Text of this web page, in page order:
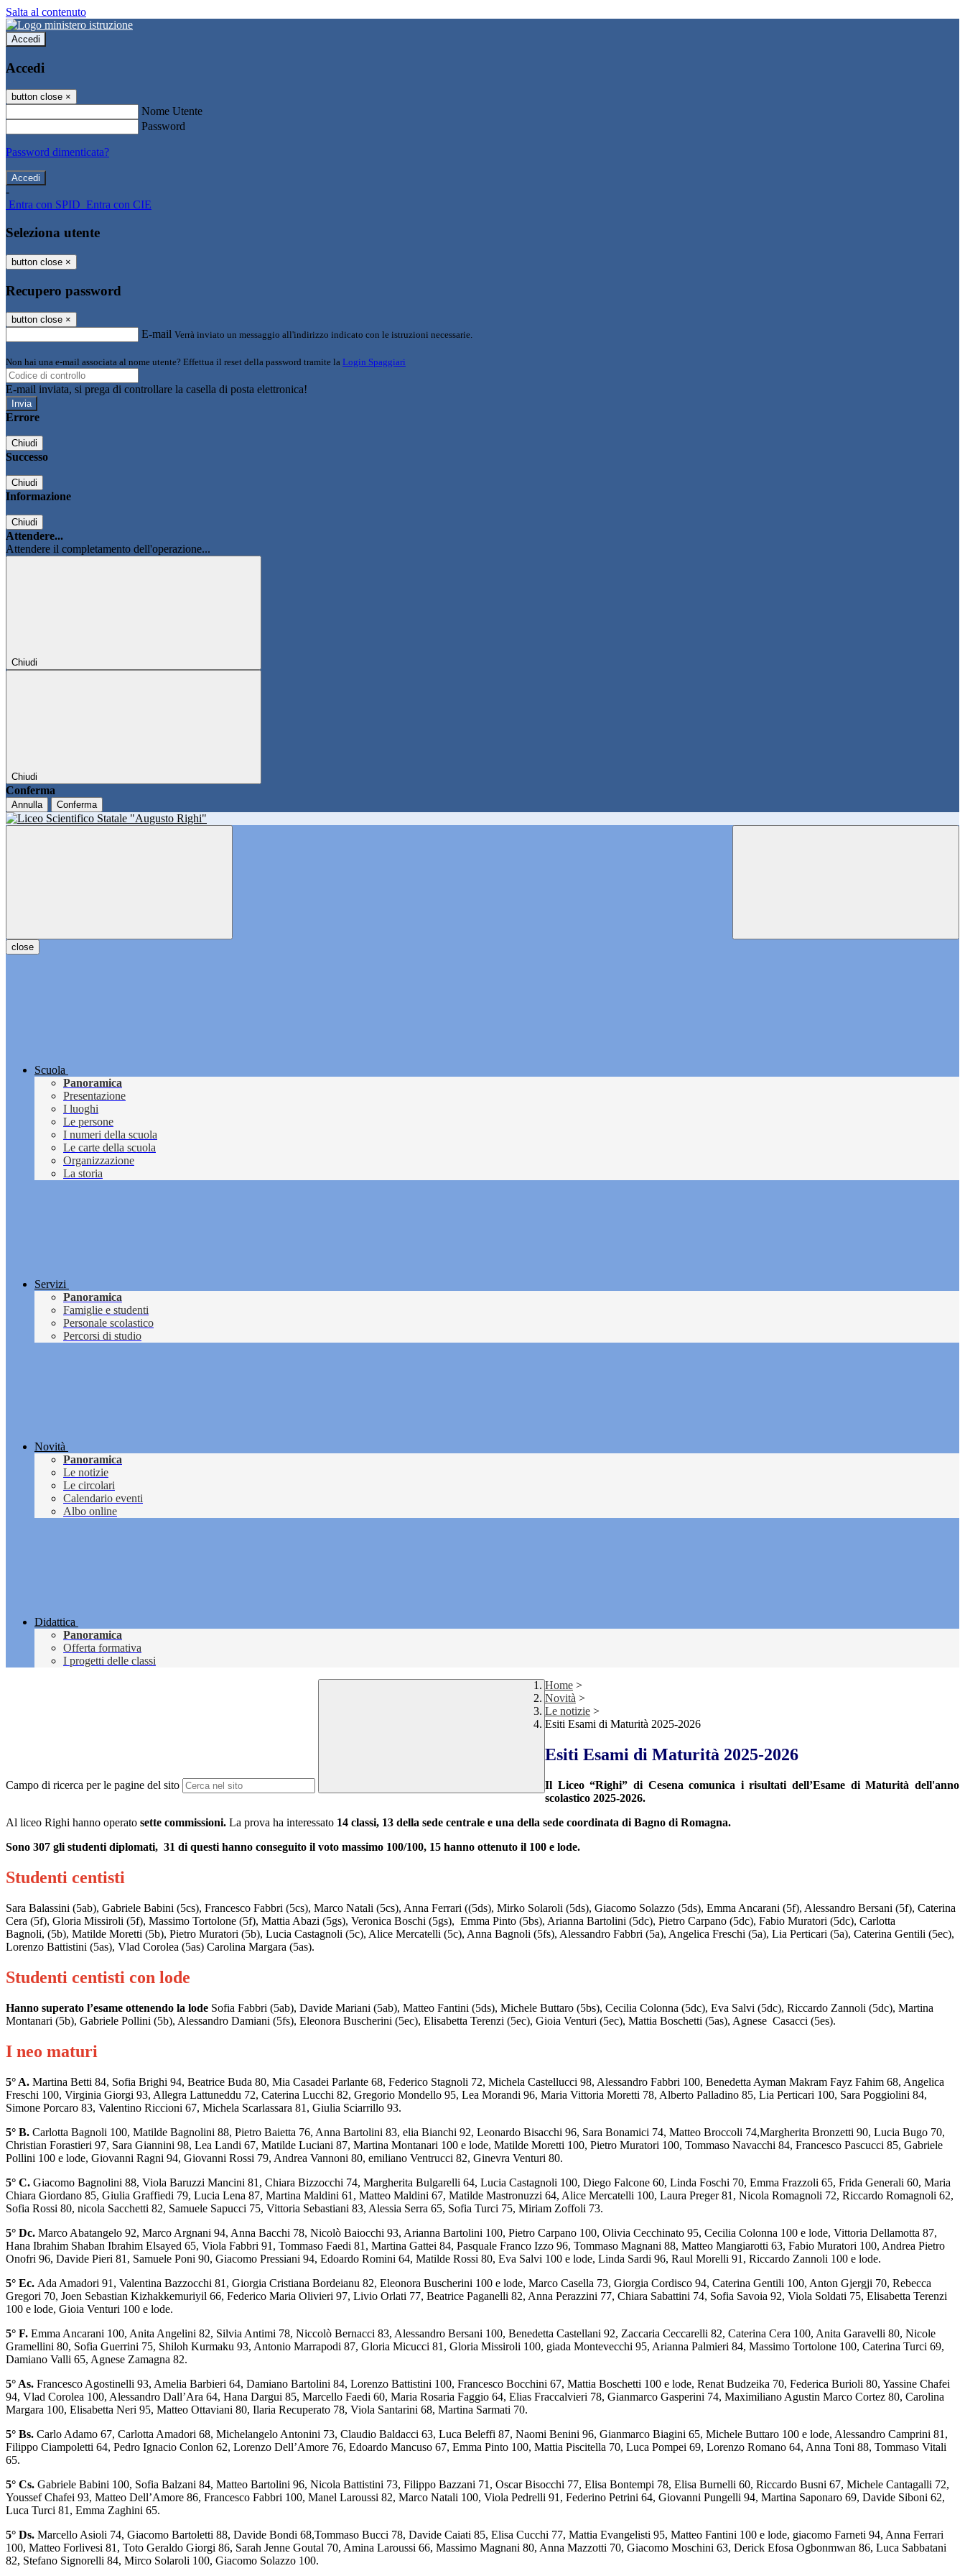
Salta al contenuto
Accedi
Accedi
button close ×
Nome Utente
Password
Password dimenticata?
-
Entra con SPID Entra con CIE
Seleziona utente
button close ×
Recupero password
button close ×
E-mail Verrà inviato un messaggio all'indirizzo indicato con le istruzioni necessarie.
Non hai una e-mail associata al nome utente? Effettua il reset della password tramite la Login Spaggiari
E-mail inviata, si prega di controllare la casella di posta elettronica!
Errore
Chiudi
Successo
Chiudi
Informazione
Chiudi
Attendere...
Attendere il completamento dell'operazione...
Chiudi
Chiudi
Conferma
Annulla Conferma
close
Scuola
Panoramica
Presentazione
I luoghi
Le persone
I numeri della scuola
Le carte della scuola
Organizzazione
La storia
Servizi
Panoramica
Famiglie e studenti
Personale scolastico
Percorsi di studio
Novità
Panoramica
Le notizie
Le circolari
Calendario eventi
Albo online
Didattica
Panoramica
Offerta formativa
I progetti delle classi
Campo di ricerca per le pagine del sito
Home >
Novità >
Le notizie >
Esiti Esami di Maturità 2025-2026
Esiti Esami di Maturità 2025-2026
Il Liceo “Righi” di Cesena comunica i risultati dell’Esame di Maturità dell'anno
scolastico 2025-2026.
Al liceo Righi hanno operato sette commissioni. La prova ha interessato 14 classi, 13 della sede centrale e una della sede coordinata di Bagno di Romagna.
Sono 307 gli studenti diplomati, 31 di questi hanno conseguito il voto massimo 100/100, 15 hanno ottenuto il 100 e lode.
Studenti centisti
Sara Balassini (5ab), Gabriele Babini (5cs), Francesco Fabbri (5cs), Marco Natali (5cs), Anna Ferrari ((5ds), Mirko Solaroli (5ds), Giacomo Solazzo (5ds), Emma Ancarani (5f), Alessandro Bersani (5f), Caterina
Cera (5f), Gloria Missiroli (5f), Massimo Tortolone (5f), Mattia Abazi (5gs), Veronica Boschi (5gs), Emma Pinto (5bs), Arianna Bartolini (5dc), Pietro Carpano (5dc), Fabio Muratori (5dc), Carlotta
Bagnoli, (5b), Matilde Moretti (5b), Pietro Muratori (5b), Lucia Castagnoli (5c), Alice Mercatelli (5c), Anna Bagnoli (5fs), Alessandro Fabbri (5a), Angelica Freschi (5a), Lia Perticari (5a), Caterina Gentili (5ec),
Lorenzo Battistini (5as), Vlad Corolea (5as) Carolina Margara (5as).
Studenti centisti con lode
Hanno superato l’esame ottenendo la lode Sofia Fabbri (5ab), Davide Mariani (5ab), Matteo Fantini (5ds), Michele Buttaro (5bs), Cecilia Colonna (5dc), Eva Salvi (5dc), Riccardo Zannoli (5dc), Martina
Montanari (5b), Gabriele Pollini (5b), Alessandro Damiani (5fs), Eleonora Buscherini (5ec), Elisabetta Terenzi (5ec), Gioia Venturi (5ec), Mattia Boschetti (5as), Agnese Casacci (5es).
I neo maturi
5° A. Martina Betti 84, Sofia Brighi 94, Beatrice Buda 80, Mia Casadei Parlante 68, Federico Stagnoli 72, Michela Castellucci 98, Alessandro Fabbri 100, Benedetta Ayman Makram Fayz Fahim 68, Angelica
Freschi 100, Virginia Giorgi 93, Allegra Lattuneddu 72, Caterina Lucchi 82, Gregorio Mondello 95, Lea Morandi 96, Maria Vittoria Moretti 78, Alberto Palladino 85, Lia Perticari 100, Sara Poggiolini 84,
Simone Porcaro 83, Valentino Riccioni 67, Michela Scarlassara 81, Giulia Sciarrillo 93.
5° B. Carlotta Bagnoli 100, Matilde Bagnolini 88, Pietro Baietta 76, Anna Bartolini 83, elia Bianchi 92, Leonardo Bisacchi 96, Sara Bonamici 74, Matteo Broccoli 74,Margherita Bronzetti 90, Lucia Bugo 70,
Christian Forastieri 97, Sara Giannini 98, Lea Landi 67, Matilde Luciani 87, Martina Montanari 100 e lode, Matilde Moretti 100, Pietro Muratori 100, Tommaso Navacchi 84, Francesco Pascucci 85, Gabriele
Pollini 100 e lode, Giovanni Ragni 94, Giovanni Rossi 79, Andrea Vannoni 80, emiliano Ventrucci 82, Ginevra Venturi 80.
5° C. Giacomo Bagnolini 88, Viola Baruzzi Mancini 81, Chiara Bizzocchi 74, Margherita Bulgarelli 64, Lucia Castagnoli 100, Diego Falcone 60, Linda Foschi 70, Emma Frazzoli 65, Frida Generali 60, Maria
Chiara Giordano 85, Giulia Graffiedi 79, Lucia Lena 87, Martina Maldini 61, Matteo Maldini 67, Matilde Mastronuzzi 64, Alice Mercatelli 100, Laura Preger 81, Nicola Romagnoli 72, Riccardo Romagnoli 62,
Sofia Rossi 80, nicola Sacchetti 82, Samuele Sapucci 75, Vittoria Sebastiani 83, Alessia Serra 65, Sofia Turci 75, Miriam Zoffoli 73.
5° Dc. Marco Abatangelo 92, Marco Argnani 94, Anna Bacchi 78, Nicolò Baiocchi 93, Arianna Bartolini 100, Pietro Carpano 100, Olivia Cecchinato 95, Cecilia Colonna 100 e lode, Vittoria Dellamotta 87,
Hana Ibrahim Shaban Ibrahim Elsayed 65, Viola Fabbri 91, Tommaso Faedi 81, Martina Gattei 84, Pasquale Franco Izzo 96, Tommaso Magnani 88, Matteo Mangiarotti 63, Fabio Muratori 100, Andrea Pietro
Onofri 96, Davide Pieri 81, Samuele Poni 90, Giacomo Pressiani 94, Edoardo Romini 64, Matilde Rossi 80, Eva Salvi 100 e lode, Linda Sardi 96, Raul Morelli 91, Riccardo Zannoli 100 e lode.
5° Ec. Ada Amadori 91, Valentina Bazzocchi 81, Giorgia Cristiana Bordeianu 82, Eleonora Buscherini 100 e lode, Marco Casella 73, Giorgia Cordisco 94, Caterina Gentili 100, Anton Gjergji 70, Rebecca
Gregori 70, Joen Sebastian Kizhakkemuriyil 66, Federico Maria Olivieri 97, Livio Orlati 77, Beatrice Paganelli 82, Anna Perazzini 77, Chiara Sabattini 74, Sofia Savoia 92, Viola Soldati 75, Elisabetta Terenzi
100 e lode, Gioia Venturi 100 e lode.
5° F. Emma Ancarani 100, Anita Angelini 82, Silvia Antimi 78, Niccolò Bernacci 83, Alessandro Bersani 100, Benedetta Castellani 92, Zaccaria Ceccarelli 82, Caterina Cera 100, Anita Garavelli 80, Nicole
Gramellini 80, Sofia Guerrini 75, Shiloh Kurmaku 93, Antonio Marrapodi 87, Gloria Micucci 81, Gloria Missiroli 100, giada Montevecchi 95, Arianna Palmieri 84, Massimo Tortolone 100, Caterina Turci 69,
Damiano Valli 65, Agnese Zamagna 82.
5° As. Francesco Agostinelli 93, Amelia Barbieri 64, Damiano Bartolini 84, Lorenzo Battistini 100, Francesco Bocchini 67, Mattia Boschetti 100 e lode, Renat Budzeika 70, Federica Burioli 80, Yassine Chafei
94, Vlad Corolea 100, Alessandro Dall’Ara 64, Hana Dargui 85, Marcello Faedi 60, Maria Rosaria Faggio 64, Elias Fraccalvieri 78, Gianmarco Gasperini 74, Maximiliano Agustin Marco Cortez 80, Carolina
Margara 100, Elisabetta Neri 95, Matteo Ottaviani 80, Ilaria Recuperato 78, Viola Santarini 68, Martina Sarmati 70.
5° Bs. Carlo Adamo 67, Carlotta Amadori 68, Michelangelo Antonini 73, Claudio Baldacci 63, Luca Beleffi 87, Naomi Benini 96, Gianmarco Biagini 65, Michele Buttaro 100 e lode, Alessandro Camprini 81,
Filippo Ciampoletti 64, Pedro Ignacio Conlon 62, Lorenzo Dell’Amore 76, Edoardo Mancuso 67, Emma Pinto 100, Mattia Piscitella 70, Luca Pompei 69, Lorenzo Romano 64, Anna Toni 88, Tommaso Vitali
65.
5° Cs. Gabriele Babini 100, Sofia Balzani 84, Matteo Bartolini 96, Nicola Battistini 73, Filippo Bazzani 71, Oscar Bisocchi 77, Elisa Bontempi 78, Elisa Burnelli 60, Riccardo Busni 67, Michele Cantagalli 72,
Youssef Chafei 93, Matteo Dell’Amore 86, Francesco Fabbri 100, Manel Laroussi 82, Marco Natali 100, Viola Pedrelli 91, Federino Petrini 64, Giovanni Pungelli 94, Martina Saponaro 69, Davide Siboni 62,
Luca Turci 81, Emma Zaghini 65.
5° Ds. Marcello Asioli 74, Giacomo Bartoletti 88, Davide Bondi 68,Tommaso Bucci 78, Davide Caiati 85, Elisa Cucchi 77, Mattia Evangelisti 95, Matteo Fantini 100 e lode, giacomo Farneti 94, Anna Ferrari
100, Matteo Forlivesi 81, Toto Geraldo Giorgi 86, Sarah Jenne Goutal 70, Amina Laroussi 66, Massimo Magnani 80, Anna Mazzotti 70, Giacomo Moschini 63, Derick Efosa Ogbonmwan 86, Luca Sabbatani
82, Stefano Signorelli 84, Mirco Solaroli 100, Giacomo Solazzo 100.